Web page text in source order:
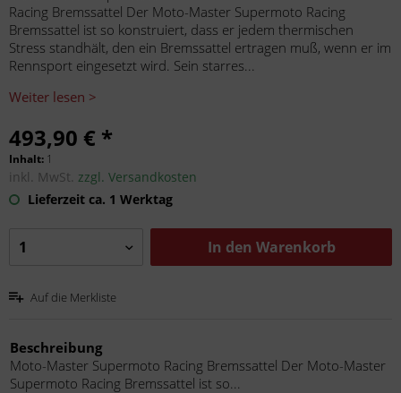
Racing Bremssattel Der Moto-Master Supermoto Racing
Bremssattel ist so konstruiert, dass er jedem thermischen
Stress standhält, den ein Bremssattel ertragen muß, wenn er im
Rennsport eingesetzt wird. Sein starres...
Weiter lesen >
493,90 € *
Inhalt: 1
inkl. MwSt. zzgl. Versandkosten
Lieferzeit ca. 1 Werktag
In den Warenkorb
Auf die Merkliste
Beschreibung
Moto-Master Supermoto Racing Bremssattel Der Moto-Master
Supermoto Racing Bremssattel ist so...